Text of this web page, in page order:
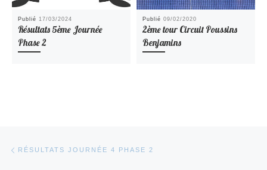
Publié17/03/2024
Résultats 5ème Journée
Phase 2
Publié09/02/2020
2ème tour Circuit Poussins
Benjamins
RÉSULTATS JOURNÉE 4 PHASE 2